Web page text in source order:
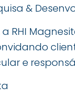
&
RHI
e